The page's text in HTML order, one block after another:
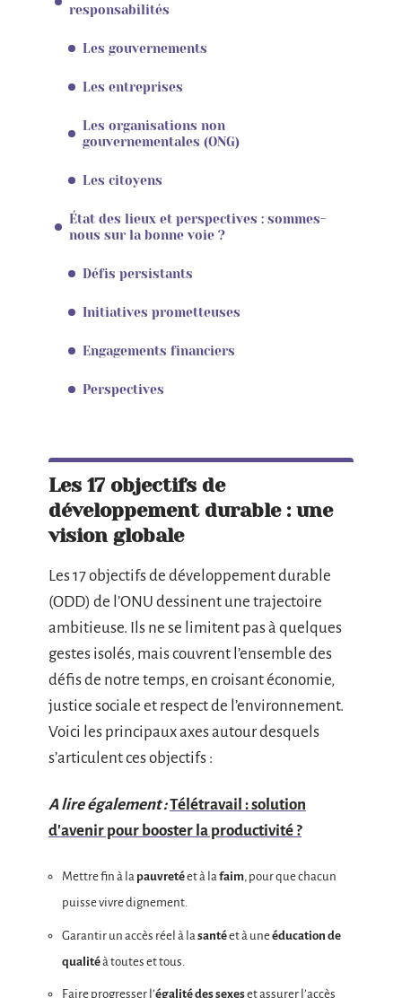
responsabilités
Les gouvernements
Les entreprises
Les organisations non
gouvernementales (ONG)
Les citoyens
État des lieux et perspectives : sommes-
nous sur la bonne voie ?
Défis persistants
Initiatives prometteuses
Engagements financiers
Perspectives
Les 17 objectifs de
développement durable : une
vision globale
Les 17 objectifs de développement durable
(ODD) de l’ONU dessinent une trajectoire
ambitieuse. Ils ne se limitent pas à quelques
gestes isolés, mais couvrent l’ensemble des
défis de notre temps, en croisant économie,
justice sociale et respect de l’environnement.
Voici les principaux axes autour desquels
s’articulent ces objectifs :
A lire également :Télétravail : solution
d'avenir pour booster la productivité ?
Mettre fin à la pauvretéet à lafaim, pour que chacun
puisse vivre dignement.
Garantir un accès réel à la santéet à uneéducation de
qualitéà toutes et tous.
Faire progresser l’égalité des sexeset assurer l’accès